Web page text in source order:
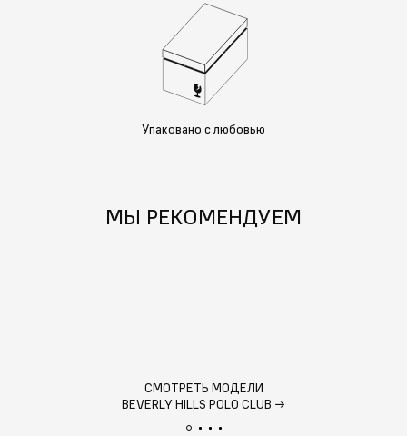
Упаковано с любовью
МЫ РЕКОМЕНДУЕМ
СМОТРЕТЬ МОДЕЛИ
BEVERLY HILLS POLO CLUB →